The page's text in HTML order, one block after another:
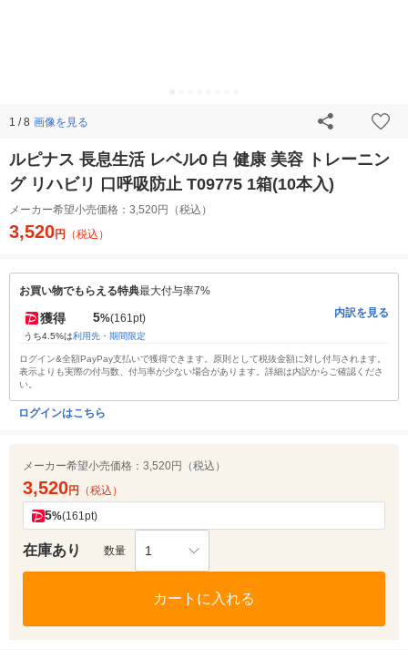
1 / 8 画像を見る
ルピナス 長息生活 レベル0 白 健康 美容 トレーニン
グ リハビリ 口呼吸防止 T09775 1箱(10本入)
メーカー希望小売価格： 3,520円（税込）
3,520円 （税込）
お買い物でもらえる特典最大付与率7%
獲得 5%(161pt)
うち4.5%は利用先・期間限定
内訳を見る
ログイン&全額PayPay支払いで獲得できます。原則として税抜金額に対し付与されます。
表示よりも実際の付与数、付与率が少ない場合があります。詳細は内訳からご確認くださ
い。
ログインはこちら
メーカー希望小売価格： 3,520円（税込）
3,520円 （税込）
5%(161pt)
在庫あり 数量 1
カートに入れる